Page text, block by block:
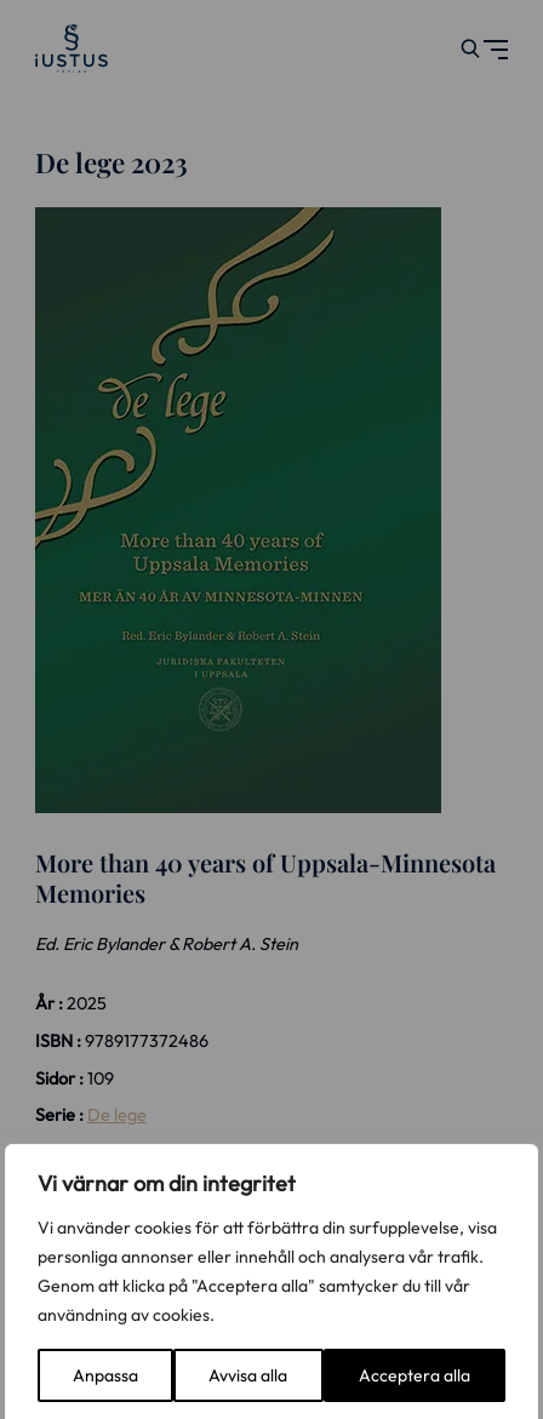
Vi värnar om din integritet
Vi använder cookies för att förbättra din surfupplevelse, visa
personliga annonser eller innehåll och analysera vår trafik.
Genom att klicka på "Acceptera alla" samtycker du till vår
användning av cookies.
Anpassa Avvisa alla Acceptera alla
De lege 2023
More than 40 years of Uppsala-Minnesota
Memories
Ed. Eric Bylander & Robert A. Stein
År :2025
ISBN :9789177372486
Sidor :109
Serie : De lege
223 kr Frakt från 70 kr tillkommer
Antal
Köp
Utbytet mellan/The Exchange between Juridiska
fakulteten vid Uppsala universitet & University of
Minnesota Law School begun/inlett 1982/83